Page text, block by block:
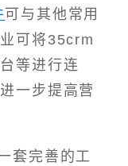
可与其他常用
可将35crm
等进行连
一步提高营
套完善的工